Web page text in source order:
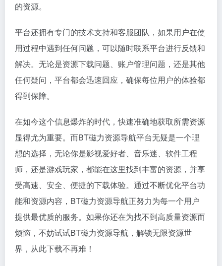
的资源。
平台还拥有专门的技术支持和客服团队，如果用户在使
用过程中遇到任何问题，可以随时联系平台进行反馈和
解决。无论是资源下载问题、账户管理问题，还是其他
任何疑问，平台都会迅速回应，确保每位用户的体验都
得到保障。
在如今这个信息爆炸的时代，快速准确地获取所需资源
显得尤为重要。而BT磁力资源导航平台无疑是一个理
想的选择，无论你是影视爱好者、音乐迷、软件工程
师，还是游戏玩家，都能在这里找到丰富的资源，并享
受高速、安全、便捷的下载体验。通过不断优化平台功
能和资源内容，BT磁力资源导航正努力为每一个用户
提供最优质的服务。如果你还在为找不到高质量资源而
烦恼，不妨试试BT磁力资源导航，解锁无限资源世
界，从此下载不再难！